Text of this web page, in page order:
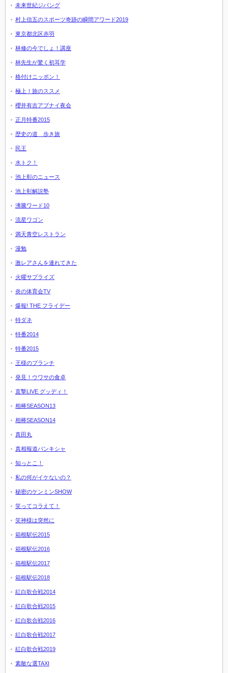
未来世紀ジパング
村上信五のスポーツ奇跡の瞬間アワード2019
東京都北区赤羽
林修の今でしょ！講座
林先生が驚く初耳学
格付けニッポン！
極上！旅のススメ
櫻井有吉アブナイ夜会
正月特番2015
歴史の道 歩き旅
民王
水トク！
池上彰のニュース
池上彰解説塾
沸騰ワード10
流星ワゴン
満天青空レストラン
漫勉
激レアさんを連れてきた
火曜サプライズ
炎の体育会TV
爆報! THE フライデー
特ダネ
特番2014
特番2015
王様のブランチ
発見！ウワサの食卓
直撃LIVE グッディ！
相棒SEASON13
相棒SEASON14
真田丸
真相報道バンキシャ
知っとこ！
私の何がイケないの？
秘密のケンミンSHOW
笑ってコラえて！
笑神様は突然に
箱根駅伝2015
箱根駅伝2016
箱根駅伝2017
箱根駅伝2018
紅白歌合戦2014
紅白歌合戦2015
紅白歌合戦2016
紅白歌合戦2017
紅白歌合戦2019
素敵な選TAXI